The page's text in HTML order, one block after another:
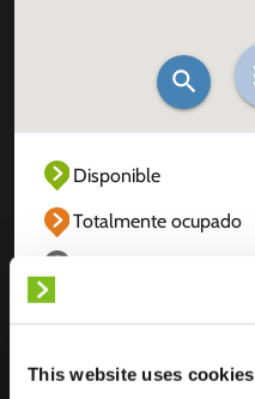
This website uses cookies
Disponible
Totalmente ocupado